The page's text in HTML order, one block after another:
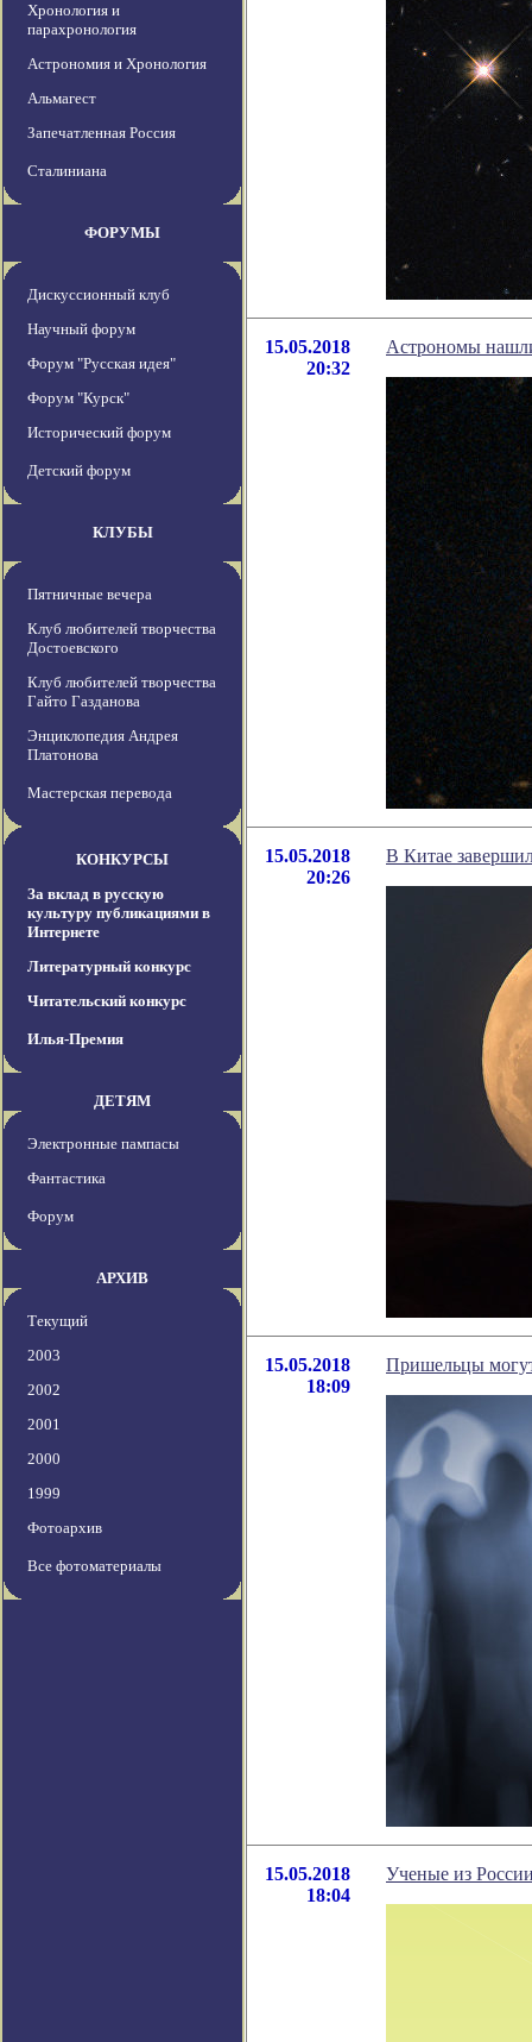
Хронология и
парахронология
Астрономия и Хронология
Альмагест
Запечатленная Россия
Сталиниана
ФОРУМЫ
Дискуссионный клуб
Научный форум
Форум "Русская идея"
Форум "Курск"
Исторический форум
Детский форум
КЛУБЫ
Пятничные вечера
Клуб любителей творчества
Достоевского
Клуб любителей творчества
Гайто Газданова
Энциклопедия Андрея
Платонова
Мастерская перевода
КОНКУРСЫ
За вклад в русскую
культуру публикациями в
Интернете
Литературный конкурс
Читательский конкурс
Илья-Премия
ДЕТЯМ
Электронные пампасы
Фантастика
Форум
АРХИВ
Текущий
2003
2002
2001
2000
1999
Фотоархив
Все фотоматериалы
15.05.2018
20:32
Астрономы
15.05.2018
20:26
В Китае
15.05.2018
18:09
Пришельцы
15.05.2018
18:04
Ученые из